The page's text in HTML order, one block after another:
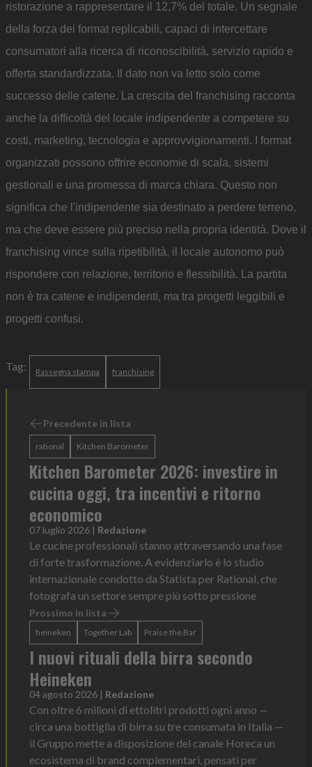
ristorazione a rappresentare il 12,7% del totale. Un segnale
della forza dei format replicabili, capaci di intercettare
consumatori alla ricerca di riconoscibilità, servizio rapido e
offerta standardizzata. Il dato non va letto solo come
successo delle catene. La crescita del franchising racconta
anche la difficoltà del locale indipendente a competere su
costi, marketing, tecnologia e approvvigionamenti. I format
organizzati possono offrire economie di scala, sistemi
gestionali e una promessa di marca chiara. Questo non
significa che l'indipendente sia destinato a perdere terreno,
ma che deve essere più preciso nella propria identità. Dove il
franchising vince sulla ripetibilità, il locale autonomo può
rispondere con relazione, territorio e flessibilità. La partita
non è tra catene e indipendenti, ma tra progetti leggibili e
progetti confusi.
Tag: Rassegna stampa franchising
Precedente in lista
rational Kitchen Barometer
Kitchen Barometer 2026: investire in
cucina oggi, tra incentivi e ritorno
economico
07 luglio 2026 | Redazione
Le cucine professionali stanno attraversando una fase
di forte trasformazione. A evidenziarlo è lo studio
internazionale condotto da Statista per Rational, che
fotografa un settore sempre più sotto pressione
Prossimo in lista
heineken Together Lab Praise the Bar
I nuovi rituali della birra secondo
Heineken
04 agosto 2026 | Redazione
Con oltre 6 milioni di ettolitri prodotti ogni anno —
circa una bottiglia di birra su tre consumata in Italia —
il Gruppo mette a disposizione del canale Horeca un
ecosistema di brand complementari, pensati per